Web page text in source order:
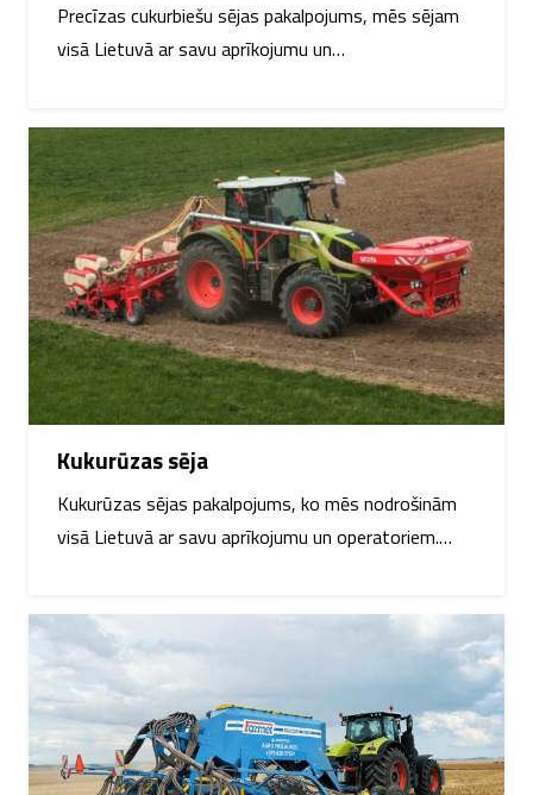
Precīzas cukurbiešu sējas pakalpojums, mēs sējam
visā Lietuvā ar savu aprīkojumu un…
Kukurūzas sēja
Kukurūzas sējas pakalpojums, ko mēs nodrošinām
visā Lietuvā ar savu aprīkojumu un operatoriem.…